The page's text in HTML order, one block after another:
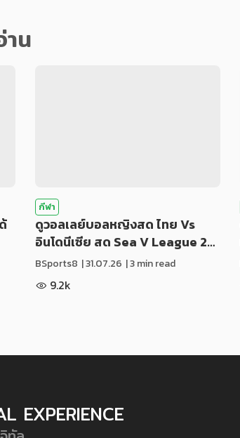
น
กีฬา
ดูวอลเลย์บอลหญิงสด ไทย Vs
อินโดนีเซีย สด Sea V League 2…
BSports8 |31.07.26 | 3 min read
9.2k
EXPERIENCE